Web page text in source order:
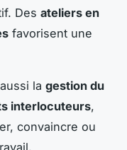
Des ateliers en
favorisent une
la gestion du
interlocuteurs,
convaincre ou